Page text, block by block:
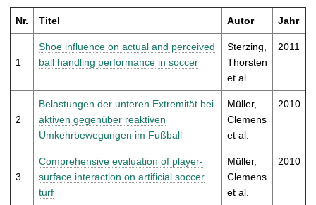
u
f
n
Nr. Titel Autor Jahr
1
Shoe influence on actual and perceived
ball handling performance in soccer
Sterzing,
Thorsten
et al.
2011
2
Belastungen der unteren Extremität bei
aktiven gegenüber reaktiven
Umkehrbewegungen im Fußball
Müller,
Clemens
et al.
2010
3
Comprehensive evaluation of player-
surface interaction on artificial soccer
turf
Müller,
Clemens
et al.
2010